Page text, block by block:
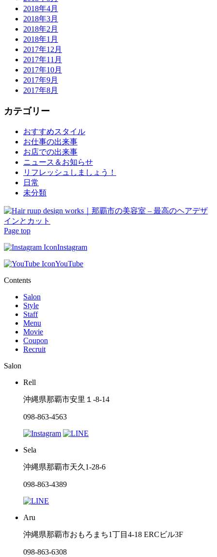
2018年4月
2018年3月
2018年2月
2018年1月
2017年12月
2017年11月
2017年10月
2017年9月
2017年8月
カテゴリー
おすすめスタイル
お仕事の出来事
お店での出来事
ニュース＆お知らせ
リフレッシュしましょう！
日常
未分類
Page top
Instagram
YouTube
Contents
Salon
Style
Staff
Menu
Movie
Coupon
Recruit
Salon
Rell
沖縄県那覇市安里１-8-14
098-863-4563
Sela
沖縄県那覇市天久1-28-6
098-863-4389
Aru
沖縄県那覇市おもろまち1丁目4-18 ERCビル3F
098-863-6308